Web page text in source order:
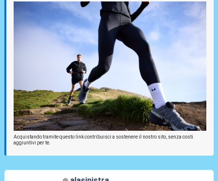
Acquistando tramite questo link contribuisci a sostenere il nostro sito, senza costi
aggiuntivi per te.